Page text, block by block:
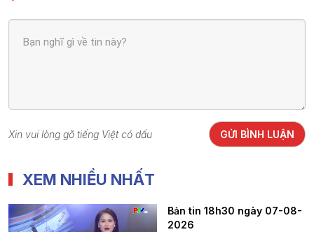
Xin vui lòng gõ tiếng Việt có dấu GỬI BÌNH LUẬN
XEM NHIỀU NHẤT
Bản tin 18h30 ngày 07-08-
2026